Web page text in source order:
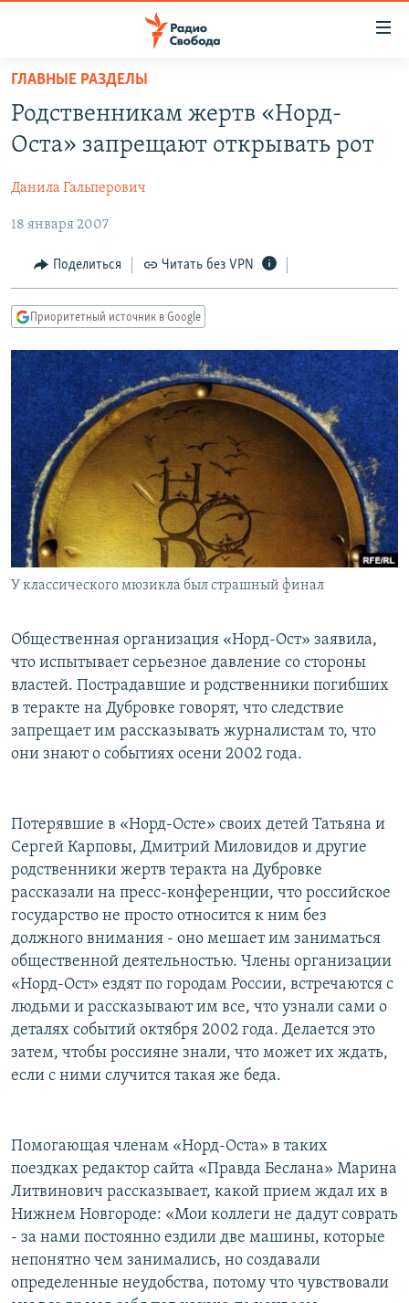
упрощенного
доступа
Вернуться
основному
Вернутся
главной
навигации
Вернутся
поиску
ПОДКАСТЫ
АВТОРСКИЕ ПРОЕКТЫ
ЦИТАТЫ СВОБОДЫ
МНЕНИЯ
КУЛЬТУРА
IDEL.РЕАЛИИ
КАВКАЗ.РЕАЛИИ
СЕВЕР.РЕАЛИИ
СИБИРЬ.РЕАЛИИ
РАСПИСАНИЕ ВЕЩАНИЯ
ПОДПИШИТЕСЬ НА РАССЫЛКУ
СОЦИАЛЬНЫЕ СЕТИ
Все сайты РСЕ/РС
ГЛАВНЫЕ РАЗДЕЛЫ
Родственникам жертв «Норд-
Оста» запрещают открывать рот
Данила Гальперович
18 января 2007
Поделиться Читать без VPN
Приоритетный источник в Google
У классического мюзикла был страшный финал
Общественная организация «Норд-Ост» заявила,
что испытывает серьезное давление со стороны
властей. Пострадавшие и родственники погибших
в теракте на Дубровке говорят, что следствие
запрещает им рассказывать журналистам то, что
они знают о событиях осени 2002 года.
Потерявшие в «Норд-Осте» своих детей Татьяна и
Сергей Карповы, Дмитрий Миловидов и другие
родственники жертв теракта на Дубровке
рассказали на пресс-конференции, что российское
государство не просто относится к ним без
должного внимания - оно мешает им заниматься
общественной деятельностью. Члены организации
«Норд-Ост» ездят по городам России, встречаются с
людьми и рассказывают им все, что узнали сами о
деталях событий октября 2002 года. Делается это
затем, чтобы россияне знали, что может их ждать,
если с ними случится такая же беда.
Помогающая членам «Норд-Оста» в таких
поездках редактор сайта «Правда Беслана» Марина
Литвинович рассказывает, какой прием ждал их в
Нижнем Новгороде: «Мои коллеги не дадут соврать
- за нами постоянно ездили две машины, которые
непонятно чем занимались, но создавали
определенные неудобства, потому что чувствовали